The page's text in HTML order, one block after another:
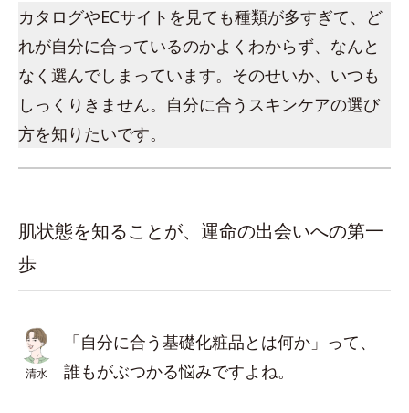
カタログやECサイトを見ても種類が多すぎて、ど
れが自分に合っているのかよくわからず、なんと
なく選んでしまっています。そのせいか、いつも
しっくりきません。自分に合うスキンケアの選び
方を知りたいです。
肌状態を知ることが、運命の出会いへの第一
歩
清水
「自分に合う基礎化粧品とは何か」って、
誰もがぶつかる悩みですよね。